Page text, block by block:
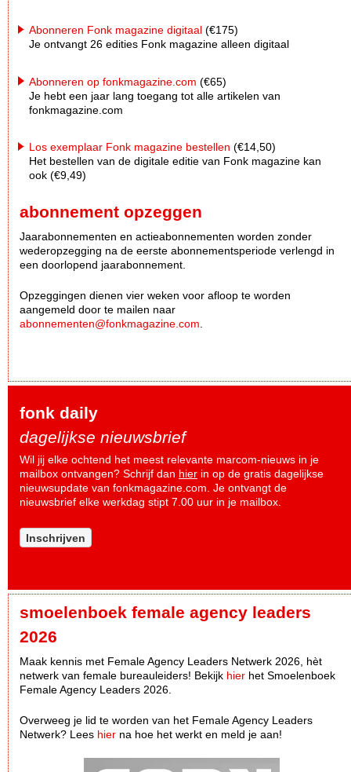
Abonneren Fonk magazine digitaal (€175)
Je ontvangt 26 edities Fonk magazine alleen digitaal
Abonneren op fonkmagazine.com (€65)
Je hebt een jaar lang toegang tot alle artikelen van
fonkmagazine.com
Los exemplaar Fonk magazine bestellen (€14,50)
Het bestellen van de digitale editie van Fonk magazine kan
ook (€9,49)
abonnement opzeggen
Jaarabonnementen en actieabonnementen worden zonder
wederopzegging na de eerste abonnementsperiode verlengd in
een doorlopend jaarabonnement.
Opzeggingen dienen vier weken voor afloop te worden
aangemeld door te mailen naar
abonnementen@fonkmagazine.com
fonk daily
dagelijkse nieuwsbrief
Wil jij elke ochtend het meest relevante marcom-nieuws in je
mailbox ontvangen? Schrijf dan hier in op de gratis dagelijkse
nieuwsupdate van fonkmagazine.com. Je ontvangt de
nieuwsbrief elke werkdag stipt 7.00 uur in je mailbox.
Inschrijven
smoelenboek female agency leaders
2026
Maak kennis met Female Agency Leaders Netwerk 2026, hèt
netwerk van female bureauleiders! Bekijk hier het Smoelenboek
Female Agency Leaders 2026.
Overweeg je lid te worden van het Female Agency Leaders
Netwerk? Lees hier na hoe het werkt en meld je aan!